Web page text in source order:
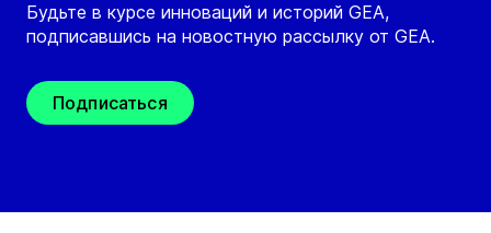
Будьте в курсе инноваций и историй GEA,
подписавшись на новостную рассылку от GEA.
Подписаться